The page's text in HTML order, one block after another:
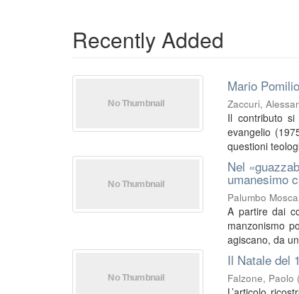
Recently Added
Mario
Zaccuri,
Il contributo
evangelio
questioni
Nel
umanesimo
Palumbo
A partire dai
manzonismo
agiscano, da
Il Natale del
Falzone, Paolo